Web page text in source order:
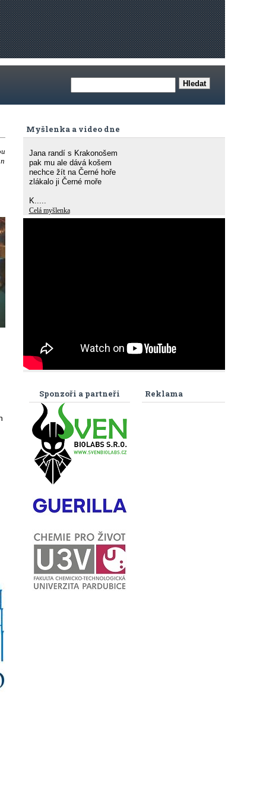
Myšlenka a video dne
Jana randí s Krakonošem
pak mu ale dává košem
nechce žít na Černé hoře
zlákalo ji Černé moře
K.....
Celá myšlenka
Reklama
Sponzoři a partneři